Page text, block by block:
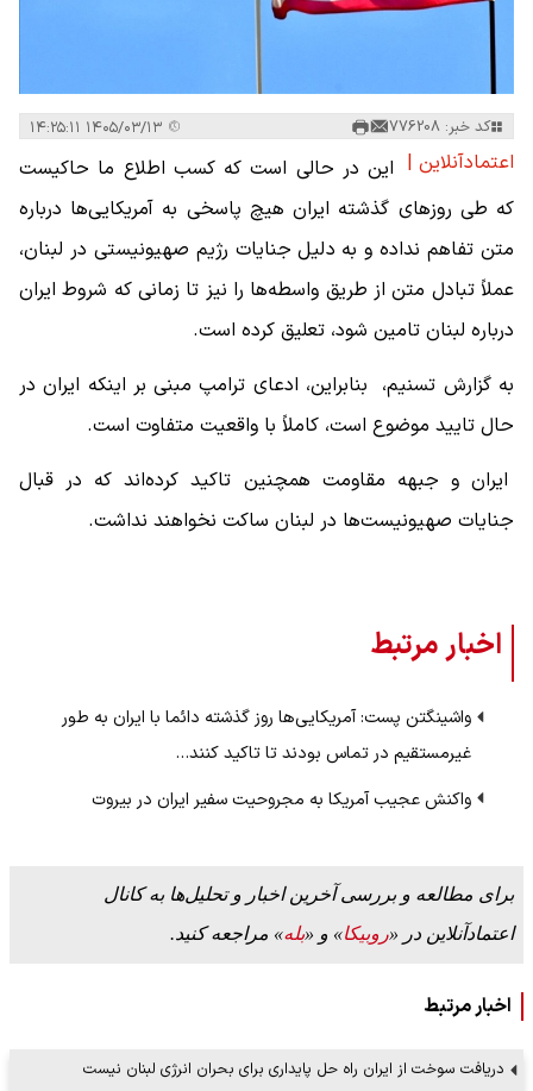
کد خبر: 776208
اعتمادآنلاین | این در حالی است که کسب اطلاع ما حاکیست
که طی روزهای گذشته ایران هیچ پاسخی به آمریکایی‌ها درباره
متن تفاهم نداده و به دلیل جنایات رژیم صهیونیستی در لبنان،
عملاً تبادل متن از طریق واسطه‌ها را نیز تا زمانی که شروط ایران
درباره لبنان تامین شود، تعلیق کرده است.
به گزارش تسنیم، بنابراین، ادعای ترامپ مبنی بر اینکه ایران در
حال تایید موضوع است،‌ کاملاً با واقعیت متفاوت است.
ایران و جبهه‌ مقاومت همچنین تاکید کرده‌اند که در قبال
جنایات صهیونیست‌ها در لبنان ساکت نخواهند نداشت.
اخبار مرتبط
واشینگتن پست: آمریکایی‌ها روز گذشته دائما با ایران به طور
غیرمستقیم در تماس بودند تا تاکید کنند…
واکنش عجیب آمریکا به مجروحیت سفیر ایران در بیروت
برای مطالعه و بررسی آخرین اخبار و تحلیل‌ها به کانال
اعتمادآنلاین در «روبیکا» و «بله» مراجعه کنید.
اخبار مرتبط
دریافت سوخت از ایران راه حل پایداری برای بحران انرژی لبنان نیست